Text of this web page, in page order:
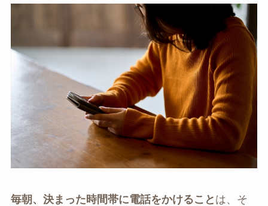
毎朝、決まった時間帯に電話をかけること は、そ